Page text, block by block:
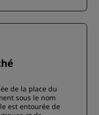
de la place du
sous le nom
est entourée de